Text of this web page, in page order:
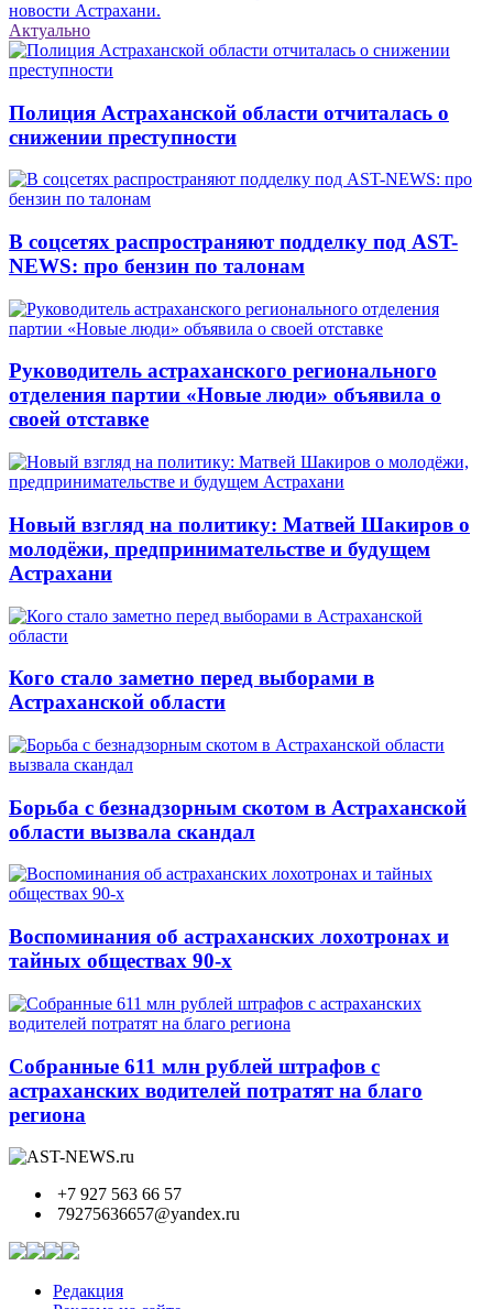
новости Астрахани.
Актуально
Полиция Астраханской области отчиталась о
снижении преступности
В соцсетях распространяют подделку под AST-
NEWS: про бензин по талонам
Руководитель астраханского регионального
отделения партии «Новые люди» объявила о
своей отставке
Новый взгляд на политику: Матвей Шакиров о
молодёжи, предпринимательстве и будущем
Астрахани
Кого стало заметно перед выборами в
Астраханской области
Борьба с безнадзорным скотом в Астраханской
области вызвала скандал
Воспоминания об астраханских лохотронах и
тайных обществах 90-х
Собранные 611 млн рублей штрафов с
астраханских водителей потратят на благо
региона
+7 927 563 66 57
79275636657@yandex.ru
Редакция